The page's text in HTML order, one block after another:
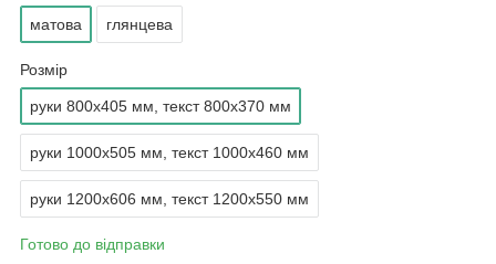
матова глянцева
Розмір
руки 800x405 мм, текст 800x370 мм
руки 1000x505 мм, текст 1000x460 мм
руки 1200x606 мм, текст 1200x550 мм
Готово до відправки